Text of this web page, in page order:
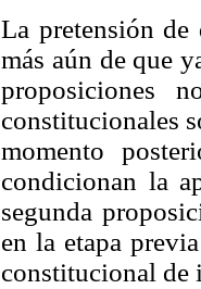
La pretensión de
más aún de que
proposiciones
constitucionales
momento
condicionan la
segunda
en la etapa
constitucional de